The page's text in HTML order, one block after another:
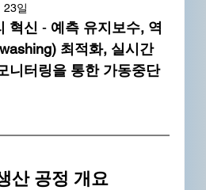
23일
혁신 - 예측 유지보수, 역
최적화, 실시간
니터링을 통한 가동중단
산 공정 개요